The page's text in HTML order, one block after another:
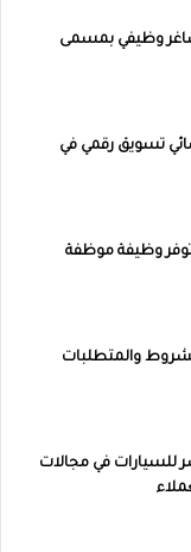
وظيفي بمسمى
تسويق رقمي في
وظيفة موظفة
جوجل 2026 …. الشروط والمتطلبات
للسيارات في مجالات